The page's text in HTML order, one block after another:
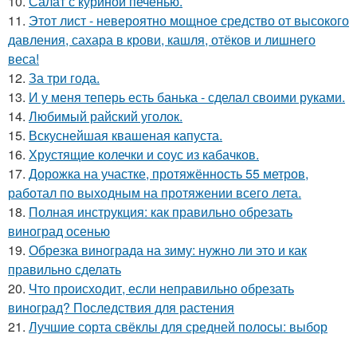
11. Этот лист - невероятно мощное средство от высокого
давления, сахара в крови, кашля, отёков и лишнего
веса!
12. За три года.
13. И у меня теперь есть банька - сделал своими руками.
14. Любимый райский уголок.
15. Вскуснейшая квашеная капуста.
16. Хрустящие колечки и соус из кабачков.
17. Дорожка на участке, протяжённость 55 метров,
работал по выходным на протяжении всего лета.
18. Полная инструкция: как правильно обрезать
виноград осенью
19. Обрезка винограда на зиму: нужно ли это и как
правильно сделать
20. Что происходит, если неправильно обрезать
виноград? Последствия для растения
21. Лучшие сорта свёклы для средней полосы: выбор